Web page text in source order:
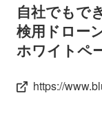
自社でもで
検用ドロー
ホワイトペ
https://